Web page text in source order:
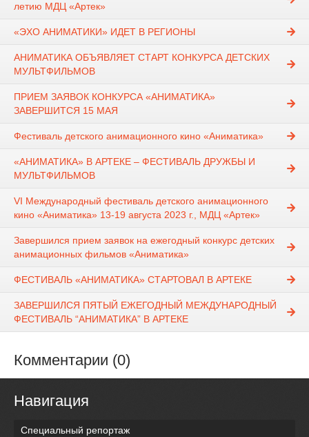
летию МДЦ «Артек»
«ЭХО АНИМАТИКИ» ИДЕТ В РЕГИОНЫ
АНИМАТИКА ОБЪЯВЛЯЕТ СТАРТ КОНКУРСА ДЕТСКИХ
МУЛЬТФИЛЬМОВ
ПРИЕМ ЗАЯВОК КОНКУРСА «АНИМАТИКА»
ЗАВЕРШИТСЯ 15 МАЯ
Фестиваль детского анимационного кино «Аниматика»
«АНИМАТИКА» В АРТЕКЕ – ФЕСТИВАЛЬ ДРУЖБЫ И
МУЛЬТФИЛЬМОВ
VI Международный фестиваль детского анимационного
кино «Аниматика» 13-19 августа 2023 г., МДЦ «Артек»
Завершился прием заявок на ежегодный конкурс детских
анимационных фильмов «Аниматика»
ФЕСТИВАЛЬ «АНИМАТИКА» СТАРТОВАЛ В АРТЕКЕ
ЗАВЕРШИЛСЯ ПЯТЫЙ ЕЖЕГОДНЫЙ МЕЖДУНАРОДНЫЙ
ФЕСТИВАЛЬ “АНИМАТИКА” В АРТЕКЕ
Комментарии (0)
Навигация
Специальный репортаж